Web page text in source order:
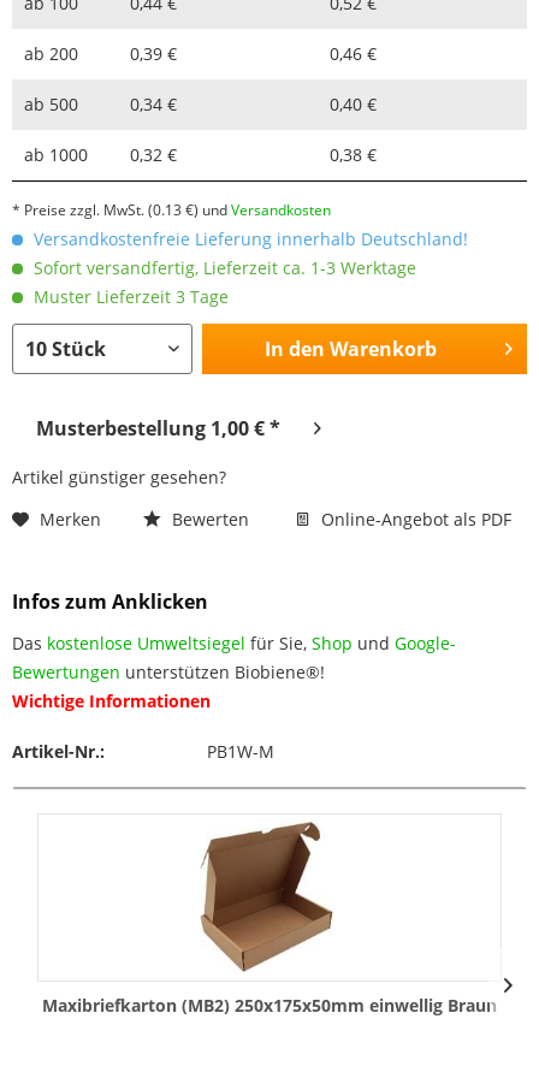
ab 200 0,39 € 0,46 €
ab 500 0,34 € 0,40 €
ab 1000 0,32 € 0,38 €
* Preise zzgl. MwSt.(0.13 €) undVersandkosten
Versandkostenfreie Lieferung innerhalb Deutschland!
Sofort versandfertig, Lieferzeit ca. 1-3 Werktage
Muster Lieferzeit 3 Tage
In den Warenkorb
Musterbestellung 1,00 € *
Artikel günstiger gesehen?
Merken
Bewerten Online-Angebot als PDF
Infos zum Anklicken
Das kostenlose Umweltsiegel für Sie, Shop und Google-
Bewertungen unterstützen Biobiene®!
Wichtige Informationen
Artikel-Nr.: PB1W-M
Maxibriefkarton (MB2) 250x175x50mm einwellig Braun